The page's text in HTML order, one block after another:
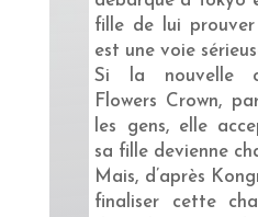
fille de lui
est une voie
Si la nouvelle
Flowers Crown,
les gens, elle
sa fille devienne
Mais, d’après
finaliser cette